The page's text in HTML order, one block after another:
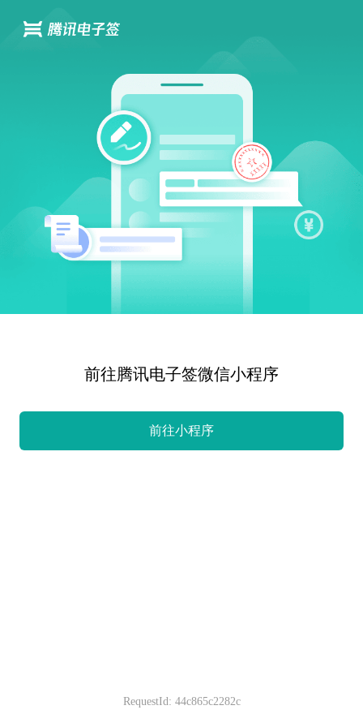
前往腾讯电子签微信小程序
前往小程序
RequestId: 44c865c2282c